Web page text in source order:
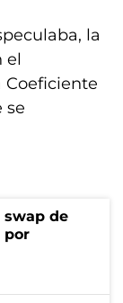
la
el
Coeficiente
se
swap de
por